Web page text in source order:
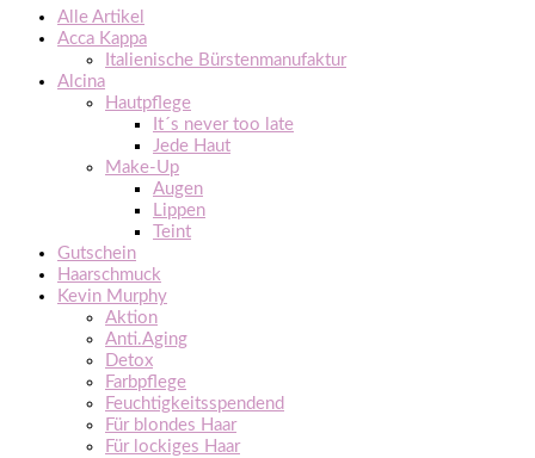
Alle Artikel
Acca Kappa
Italienische Bürstenmanufaktur
Alcina
Hautpflege
It´s never too late
Jede Haut
Make-Up
Augen
Lippen
Teint
Gutschein
Haarschmuck
Kevin Murphy
Aktion
Anti.Aging
Detox
Farbpflege
Feuchtigkeitsspendend
Für blondes Haar
Für lockiges Haar